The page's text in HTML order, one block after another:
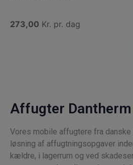
273,00 Kr. pr. dag
Affugter Dantherm
Vores mobile affugtere fra danske
løsning af affugtningsopgaver
kældre, i lagerrum og ved